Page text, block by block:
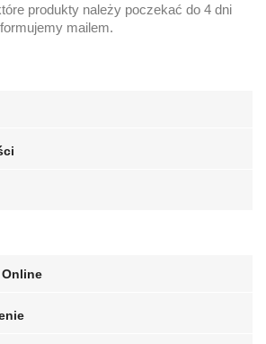
produkty należy poczekać do 4 dni
mailem.